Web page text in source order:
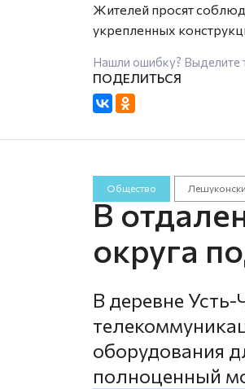
Жителей просят
укрепленных
Нашли ошибку? Выделите
Общество
В
округа
В деревне
оборудования
полноценный